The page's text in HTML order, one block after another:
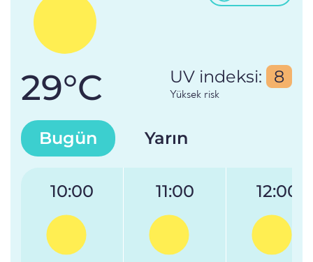
29°C UV indeksi: 8
Yüksek risk
Bugün Yarın
10:00 11:00 12:00